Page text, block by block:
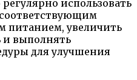
использовать
питанием, увеличить
и выполнять
для улучшения